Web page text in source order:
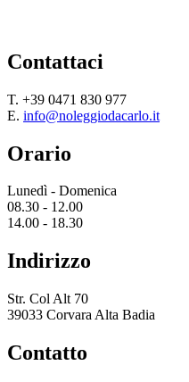
Contattaci
T. +39 0471 830 977
E. info@noleggiodacarlo.it
Orario
Lunedì - Domenica
08.30 - 12.00
14.00 - 18.30
Indirizzo
Str. Col Alt 70
39033 Corvara Alta Badia
Contatto